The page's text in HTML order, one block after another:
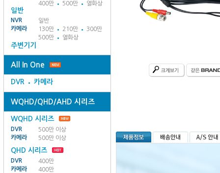
400만
500만 열화상
일반
NVR
일반
카메라
130만 210만
300만
500만
열화상
주변기기
All In One
DVR 카메라
WQHD/QHD/AHD 시리즈
WQHD 시리즈
DVR
500만 이상
카메라
500만 이상
QHD 시리즈
DVR
400만
카메라
400만